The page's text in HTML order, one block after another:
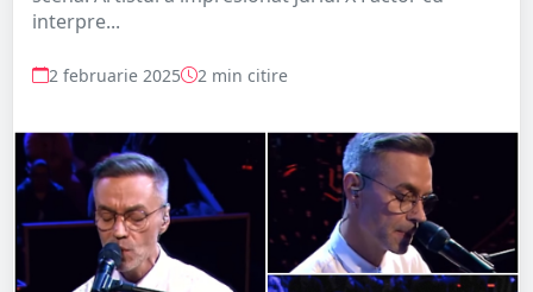
interpre...
2 februarie 2025 2 min citire